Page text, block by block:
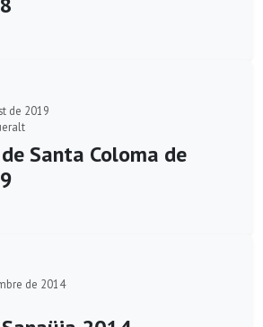
de 2019
Santa Coloma de
de 2014